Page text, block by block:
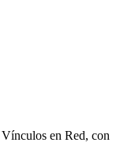
en Red, con